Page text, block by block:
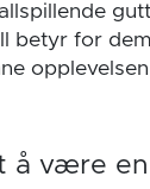
betyr for
å være